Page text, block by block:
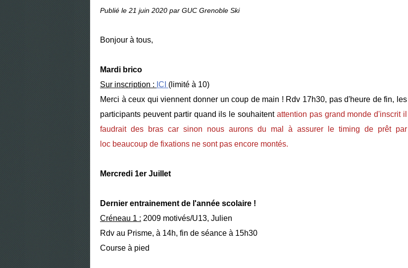
Publié le 21 juin 2020 par GUC Grenoble Ski
Bonjour à tous,
Mardi brico
Sur inscription : ICI (limité à 10)
Merci à ceux qui viennent donner un coup de main ! Rdv 17h30, pas d'heure de fin, les
participants peuvent partir quand ils le souhaitent attention pas grand monde d'inscrit il
faudrait des bras car sinon nous aurons du mal à assurer le timing de prêt par
loc beaucoup de fixations ne sont pas encore montés.
Mercredi 1er Juillet
Dernier entrainement de l'année scolaire !
Créneau 1 : 2009 motivés/U13, Julien
Rdv au Prisme, à 14h, fin de séance à 15h30
Course à pied